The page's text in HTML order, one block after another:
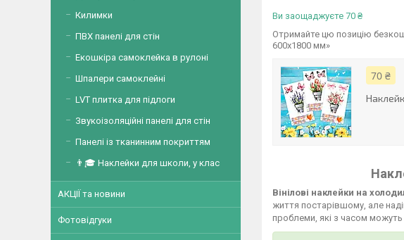
Ви заощаджуєте 70 ₴
Отримайте цю позицію
600х1800 мм»
70 ₴
Вінілові наклейки на
життя постарівшому, але
проблеми, які з часом можуть
Килимки
ПВХ панелі для стін
Екошкіра самоклейка в рулоні
Шпалери самоклейні
LVT плитка для підлоги
Звукоізоляційні панелі для стін
Панелі із тканинним покриттям
👨🎓 Наклейки для школи, у клас
АКЦІЇ та новини
Фотовідгуки